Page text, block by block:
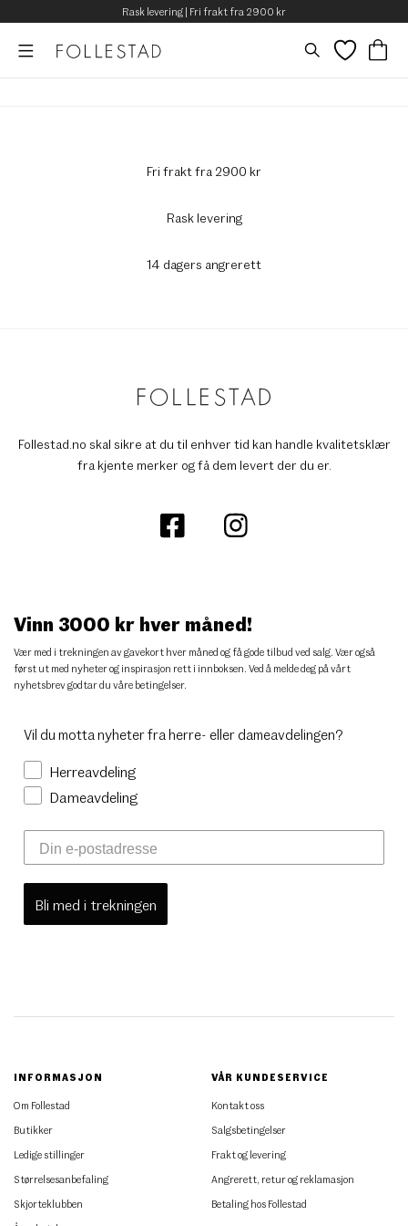
Rask levering | Fri frakt fra 2900 kr
Fri frakt fra 2900 kr
Rask levering
14 dagers angrerett
Follestad.no skal sikre at du til enhver tid kan handle kvalitetsklær
fra kjente merker og få dem levert der du er.
Vinn 3000 kr hver måned!
Vær med i trekningen av gavekort hver måned og få gode tilbud ved salg. Vær også
først ut med nyheter og inspirasjon rett i innboksen. Ved å melde deg på vårt
nyhetsbrev godtar du våre betingelser.
Vil du motta nyheter fra herre- eller dameavdelingen?
Herreavdeling
Dameavdeling
Bli med i trekningen
INFORMASJON
Om Follestad
Butikker
Ledige stillinger
Størrelsesanbefaling
Skjorteklubben
VÅR KUNDESERVICE
Kontakt oss
Salgsbetingelser
Frakt og levering
Angrerett, retur og reklamasjon
Betaling hos Follestad